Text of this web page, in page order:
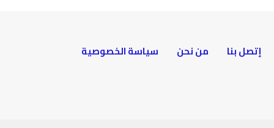
إتصل بنا من نحن سياسة الخصوصية